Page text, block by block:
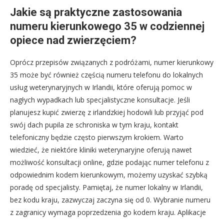
Jakie są praktyczne zastosowania
numeru kierunkowego 35 w codziennej
opiece nad zwierzęciem?
Oprócz przepisów związanych z podróżami, numer kierunkowy
35 może być również częścią numeru telefonu do lokalnych
usług weterynaryjnych w Irlandii, które oferują pomoc w
nagłych wypadkach lub specjalistyczne konsultacje. Jeśli
planujesz kupić zwierzę z irlandzkiej hodowli lub przyjąć pod
swój dach pupila ze schroniska w tym kraju, kontakt
telefoniczny będzie często pierwszym krokiem. Warto
wiedzieć, że niektóre kliniki weterynaryjne oferują nawet
możliwość konsultacji online, gdzie podając numer telefonu z
odpowiednim kodem kierunkowym, możemy uzyskać szybką
poradę od specjalisty. Pamiętaj, że numer lokalny w Irlandii,
bez kodu kraju, zazwyczaj zaczyna się od 0. Wybranie numeru
z zagranicy wymaga poprzedzenia go kodem kraju. Aplikacje